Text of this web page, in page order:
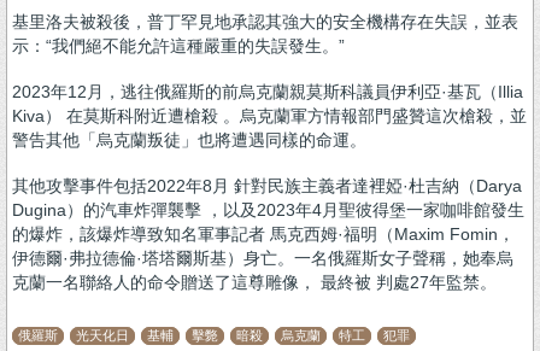
基里洛夫被殺後，普丁罕見地承認其強大的安全機構存在失誤，並表
示：“我們絕不能允許這種嚴重的失誤發生。”
2023年12月，逃往俄羅斯的前烏克蘭親莫斯科議員伊利亞·基瓦（Illia
Kiva） 在莫斯科附近遭槍殺 。烏克蘭軍方情報部門盛贊這次槍殺，並
警告其他「烏克蘭叛徒」也將遭遇同樣的命運。
其他攻擊事件包括2022年8月 針對民族主義者達裡婭·杜吉納（Darya
Dugina）的汽車炸彈襲擊 ，以及2023年4月聖彼得堡一家咖啡館發生
的爆炸，該爆炸導致知名軍事記者 馬克西姆·福明（Maxim Fomin，
伊德爾·弗拉德倫·塔塔爾斯基）身亡。一名俄羅斯女子聲稱，她奉烏
克蘭一名聯絡人的命令贈送了這尊雕像， 最終被 判處27年監禁。
俄羅斯 光天化日 基輔 擊斃 暗殺 烏克蘭 特工 犯罪